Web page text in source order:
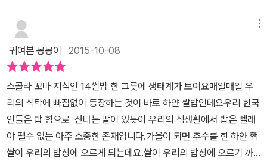
편 논에는 논두렁에 그물이 쳐 있고 청둥오리들이 벼논에서 헤엄치며
풀을 뜯고 있어요.청둥오리들은 흙탕물을 일으켜 풀이 못자라게 하
고, 해충도 잡아먹으며 사람 대신 벼농사를 짓고 있었어요.오리떼가
벼논을 지나갈때마다 벼들은 쑥쑥자라고 오리가 눈 똥은 벼에게 영양
분을주었어요.어느날 태풍이 불어왔는데 태풍에 실려서 벼멸구들어
엄청 날아왔어요.아빠는 천연농약을 뿌리셨고 논친구들도 출동했어
요. 벼멸구들의 천적인 늑대거미,실잠자리,왕잠자리들이 벼멸구를 쫓
아다녔고,미꾸라지,송사리,개구리도 닥치는대로 벼멸구를 잡았어요.
벼들이 누렇게 익어갈때 쯤 참새들이 몰려와 벼 이삭을 따먹어서 진
혁이와 아빠는 허수아비를 만들어 참새를 쫓았어요.논친구들도 할일
왕잠자리, 풍년새우 애벌레, 소금쟁이등 다양한 곤충과 벌레들이서로
먹이 사슬이 되어 공존하고 있고요~!자연을 이롭게 하며 사람들에게
이로움을 안겨 주네요~! 예쁜 허수아비와 벼속에서 자라는 곤충들
을 보면서 신기해 하며 즐거워 하는 두 아이들입니다~!추석에 시골
부모님댁에 가서 논을 둘러 보며 노랗게 익어가는벼들을 보면서 햇님
과 물과 땅의 영양을 먹고 저렇게 잘 자라서 가을에 추수를 하고, 말리
고, 껍질을 벗기면 우리 밥상에 올라오는 쌀이 된다는 것을 알려 주었
지요~!지금 시골은 연세 드신 분들이 많고 젊은 사람이 부족하고요농
과 노력이 들어야 하는지 알려주는데... 아무래도 엄마의 이야기보다
는 진혁이의 이야기를 통해 더 쉽게 이해할 수 있답니다. 그런데... 진
혁이 밥상에 함께 식사하는 친구들이 있어요.바로 메뚜기, 잠자리, 뱀,
거미, 개구리, 미꾸라지, 백로의 즐거운 식사 시간!!그동안 쌀이 나오
도록 도와준 친구들이라 아주 맛나게 식사를 하네요.진혁이의 모내기
하던 날 보았던 개구리알, 도롱뇽알을 통해 한살이를 배웠답니다.특
히 논 친구들을 보며 아이들이 어찌나 흥분하던지요.그중에 소금쟁이
는 아이들이 흉내까지 내며 소금쟁이를 보았다고 알려주었어요. 또
잠자리를 통해 벼를 어떻게 도와주는지 배울 수도 있었고요.논 친구
들의 먹고 먹히는 관계가 바로 생태계의 한 모습이라 볼 수 있어요.풍
귀여븐 몽몽이 2015-10-08
스콜라 꼬마 지식인 14쌀밥 한 그릇에 생태계가 보여요매일매일 우
리의 식탁에 빠짐없이 등장하는 것이 바로 하얀 쌀밥인데요우리 한국
인들은 밥 힘으로 산다는 말이 있듯이 우리의 식생활에서 밥은 뗄래
야 뗄수 없는 아주 소중한 존재입니다.가을이 되면 추수를 한 하얀 햅
쌀이 우리의 밥상에 오르게 되는데요.쌀이 우리의 밥상에 오르기 까